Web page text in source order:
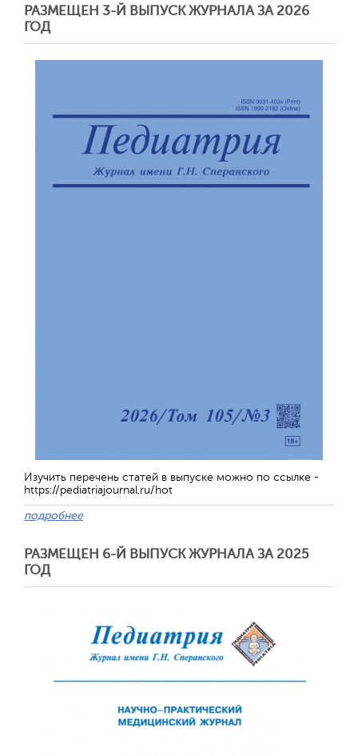
РАЗМЕЩЕН 3-Й ВЫПУСК ЖУРНАЛА ЗА 2026
ГОД
Изучить перечень статей в выпуске можно по ссылке -
https://pediatriajournal.ru/hot
подробнее
РАЗМЕЩЕН 6-Й ВЫПУСК ЖУРНАЛА ЗА 2025
ГОД
Отправить